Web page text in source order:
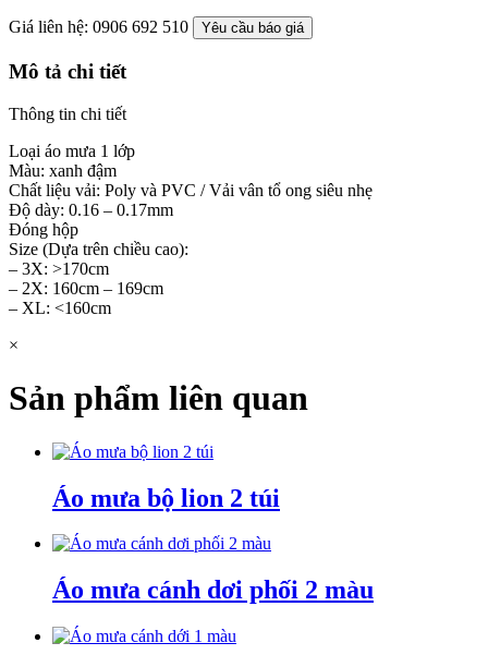
Giá liên hệ: 0906 692 510 Yêu cầu báo giá
Mô tả chi tiết
Thông tin chi tiết
Loại áo mưa 1 lớp
Màu: xanh đậm
Chất liệu vải: Poly và PVC / Vải vân tổ ong siêu nhẹ
Độ dày: 0.16 – 0.17mm
Đóng hộp
Size (Dựa trên chiều cao):
– 3X: >170cm
– 2X: 160cm – 169cm
– XL: <160cm
×
Sản phẩm liên quan
Áo mưa bộ lion 2 túi
Áo mưa cánh dơi phối 2 màu